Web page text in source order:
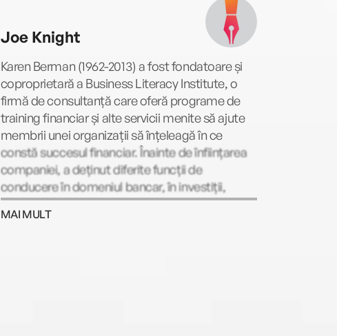
Joe Knight
Karen Berman (1962-2013) a fost fondatoare și
coproprietară a Business Literacy Institute, o
firmă de consultanță care oferă programe de
training financiar și alte servicii menite să ajute
membrii unei organizații să înțeleagă în ce
constă succesul financiar. Înainte de înființarea
companiei, a deținut diferite funcții de
conducere în domeniul bancar, în investiții,
sănătate și industria artelor grafice.
MAI MULT